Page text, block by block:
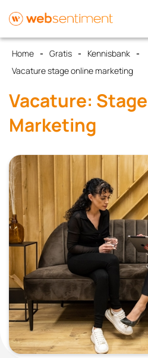
Diensten
Waarom wij
Trots op
Contact
Home Gratis
Kennisbank
Vacature stage online marketing
Vacature:
Marketing